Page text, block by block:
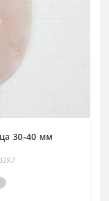
30-40 мм